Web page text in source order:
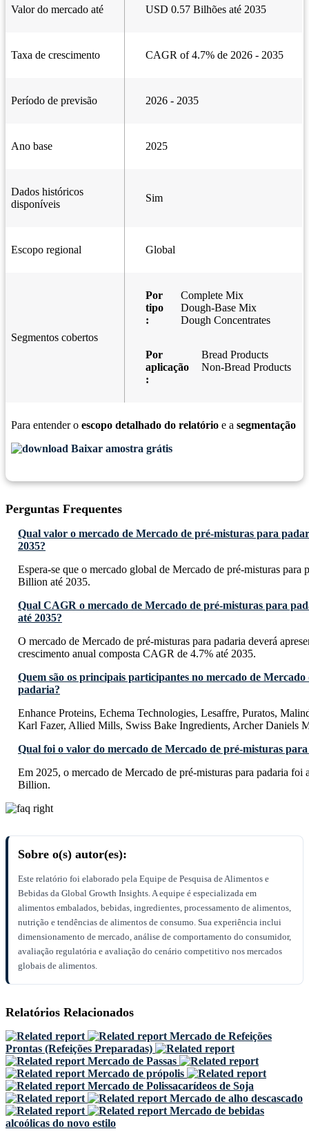
Valor do mercado até USD 0.57 Bilhões até 2035
Taxa de crescimento CAGR of 4.7% de 2026 - 2035
Período de previsão 2026 - 2035
Ano base 2025
Dados históricos
disponíveis
Sim
Escopo regional Global
Segmentos cobertos
Por
tipo
:
Complete Mix
Dough-Base Mix
Dough Concentrates
Por
aplicação
:
Bread Products
Non-Bread Products
Para entender o escopo detalhado do relatório e a segmentação
Baixar amostra grátis
Perguntas Frequentes
Qual valor o mercado de Mercado de pré-misturas para
2035?
Espera-se que o mercado global de Mercado de pré-misturas para
Billion até 2035.
Qual CAGR o mercado de Mercado de pré-misturas para
até 2035?
O mercado de Mercado de pré-misturas para padaria deverá
crescimento anual composta CAGR de 4.7% até 2035.
Quem são os principais participantes no mercado de
padaria?
Enhance Proteins, Echema Technologies, Lesaffre, Puratos,
Karl Fazer, Allied Mills, Swiss Bake Ingredients, Archer Daniels
Qual foi o valor do mercado de Mercado de pré-misturas
Em 2025, o mercado de Mercado de pré-misturas para padaria
Billion.
Sobre o(s) autor(es):
Este relatório foi elaborado pela Equipe de Pesquisa de Alimentos e
Bebidas da Global Growth Insights. A equipe é especializada em
alimentos embalados, bebidas, ingredientes, processamento de alimentos,
nutrição e tendências de alimentos de consumo. Sua experiência inclui
dimensionamento de mercado, análise de comportamento do consumidor,
avaliação regulatória e avaliação do cenário competitivo nos mercados
globais de alimentos.
Relatórios Relacionados
Mercado de Refeições
Prontas (Refeições Preparadas)
Mercado de Passas
Mercado de própolis
Mercado de Polissacarídeos de Soja
Mercado de alho descascado
Mercado de bebidas
alcoólicas do novo estilo